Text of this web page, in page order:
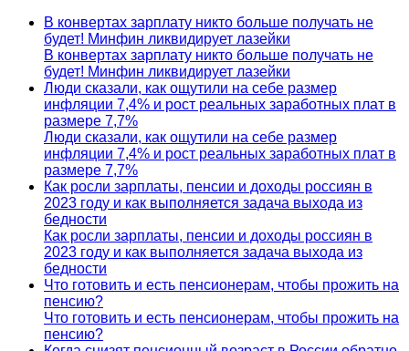
В конвертах зарплату никто больше получать не
будет! Минфин ликвидирует лазейки
В конвертах зарплату никто больше получать не
будет! Минфин ликвидирует лазейки
Люди сказали, как ощутили на себе размер
инфляции 7,4% и рост реальных заработных плат в
размере 7,7%
Люди сказали, как ощутили на себе размер
инфляции 7,4% и рост реальных заработных плат в
размере 7,7%
Как росли зарплаты, пенсии и доходы россиян в
2023 году и как выполняется задача выхода из
бедности
Как росли зарплаты, пенсии и доходы россиян в
2023 году и как выполняется задача выхода из
бедности
Что готовить и есть пенсионерам, чтобы прожить на
пенсию?
Что готовить и есть пенсионерам, чтобы прожить на
пенсию?